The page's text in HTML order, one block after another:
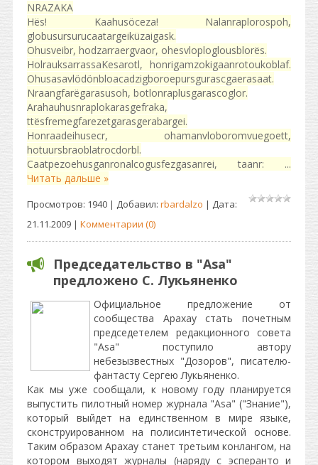
NRAZAKA
Hës! Kaahusöceza! Nalanraplorospoh,
globusursurucaatargeiküzaigask.
Ohusveibr, hodzarraergvaor, ohesvloploglousblorës.
HolrauksarrassaKesarotl, honrigamzokigaanrotoukoblaf.
Ohusasavlödönbloacadzigboroepursgurascgaerasaat.
Nraangfarëgarasusoh, botlonraplusgarascoglor.
Arahauhusnraplokarasgefraka,
ttësfremegfarezetgarasgerabargei.
Honraadeihusecr, ohamanvloboromvuegoett,
hotuursbraoblatrocdorbl.
Caatpezoehusganronalcogusfezgasanrei, taanr: ...
Читать дальше »
Просмотров: 1940 | Добавил: rbardalzo | Дата:
21.11.2009 | Комментарии (0)
Председательство в "Asa"
предложено С. Лукьяненко
Официальное предложение от
сообщества Арахау стать почетным
председетелем редакционного совета
"Asa" поступило автору
небезызвестных "Дозоров", писателю-
фантасту Сергею Лукьяненко.
Как мы уже сообщали, к новому году планируется
выпустить пилотный номер журнала "Asa" ("Знание"),
который выйдет на единственном в мире языке,
сконструированном на полисинтетической основе.
Таким образом Арахау станет третьим конлангом, на
котором выходят журналы (наряду с эсперанто и